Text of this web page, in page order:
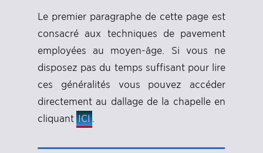
Le premier paragraphe de cette page est
consacré aux techniques de pavement
employées au moyen-âge. Si vous ne
disposez pas du temps suffisant pour lire
ces généralités vous pouvez accéder
directement au dallage de la chapelle en
cliquant ICI .